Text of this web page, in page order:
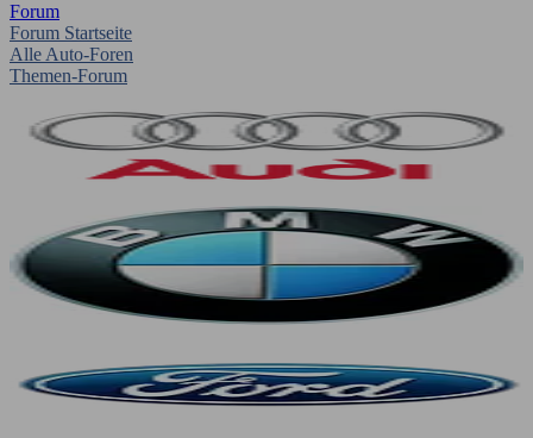
Forum
Forum Startseite
Alle Auto-Foren
Themen-Forum